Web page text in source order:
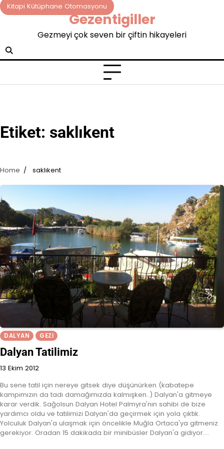
Skip
to
Kitapi Kütüphane Otomasyonu
Gezentigiller
Gezmeyi çok seven bir çiftin hikayeleri
Etiket: saklıkent
Home saklıkent
DALYAN GEZI
Dalyan Tatilimiz
13 Ekim 2012
Bu sene tatil için nereye gitsek diye düşünürken (kabatepe
kampımızın da tadı damağımızda kalmışken..) Dalyan'a gitmeye
karar verdik. Sağolsun Dalyan Hotel Palmyra'nın sahibi de bize
yardımcı oldu ve tatilimizi Dalyan'da geçirmek için yola çıktık.
Yolculuk Dalyan'a ulaşmak için öncelikle Muğla Ortaca'ya gitmeniz
gerekiyor. Oradan 15 dakikada bir minibüsler Dalyan'a gidiyor.…